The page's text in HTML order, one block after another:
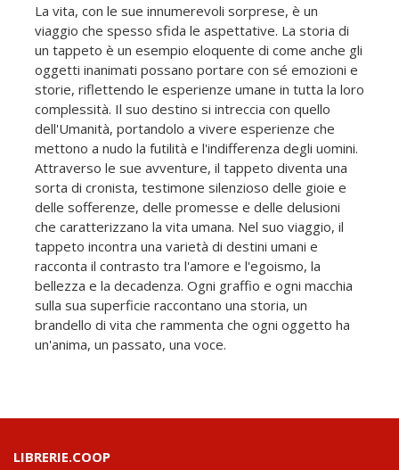
La vita, con le sue innumerevoli sorprese, è un
viaggio che spesso sfida le aspettative. La storia di
un tappeto è un esempio eloquente di come anche gli
oggetti inanimati possano portare con sé emozioni e
storie, riflettendo le esperienze umane in tutta la loro
complessità. Il suo destino si intreccia con quello
dell'Umanità, portandolo a vivere esperienze che
mettono a nudo la futilità e l'indifferenza degli uomini.
Attraverso le sue avventure, il tappeto diventa una
sorta di cronista, testimone silenzioso delle gioie e
delle sofferenze, delle promesse e delle delusioni
che caratterizzano la vita umana. Nel suo viaggio, il
tappeto incontra una varietà di destini umani e
racconta il contrasto tra l'amore e l'egoismo, la
bellezza e la decadenza. Ogni graffio e ogni macchia
sulla sua superficie raccontano una storia, un
brandello di vita che rammenta che ogni oggetto ha
un'anima, un passato, una voce.
LIBRERIE.COOP